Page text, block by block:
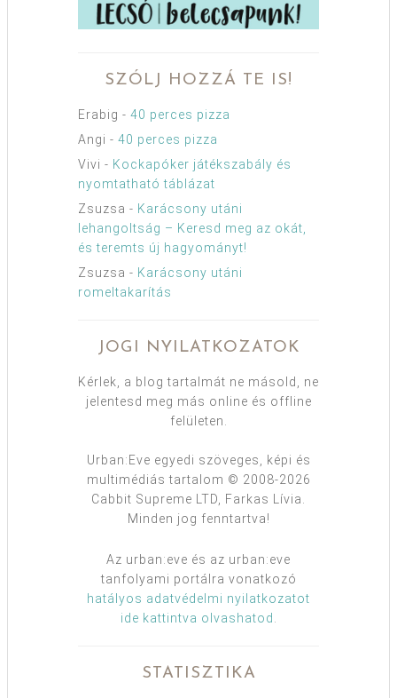
SZÓLJ HOZZÁ TE IS!
Erabig - 40 perces pizza
Angi - 40 perces pizza
Vivi - Kockapóker játékszabály és
nyomtatható táblázat
Zsuzsa - Karácsony utáni
lehangoltság – Keresd meg az okát,
és teremts új hagyományt!
Zsuzsa - Karácsony utáni
romeltakarítás
JOGI NYILATKOZATOK
Kérlek, a blog tartalmát ne másold, ne
jelentesd meg más online és offline
felületen.
Urban:Eve egyedi szöveges, képi és
multimédiás tartalom © 2008-2026
Cabbit Supreme LTD, Farkas Lívia.
Minden jog fenntartva!
Az urban:eve és az urban:eve
tanfolyami portálra vonatkozó
hatályos adatvédelmi nyilatkozatot
ide kattintva olvashatod
STATISZTIKA